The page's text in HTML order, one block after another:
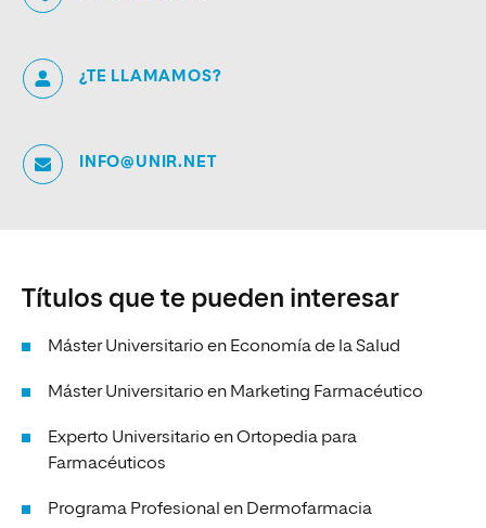
¿TE LLAMAMOS?
INFO@UNIR.NET
Títulos que te pueden interesar
Máster Universitario en Economía de la Salud
Máster Universitario en Marketing Farmacéutico
Experto Universitario en Ortopedia para
Farmacéuticos
Programa Profesional en Dermofarmacia